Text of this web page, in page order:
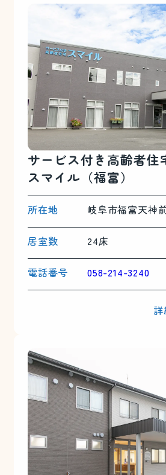
サービス付き 高齢者住
スマイル（福富）
所在地 岐阜市福富天神
居室数 24床
電話番号 058-214-3240